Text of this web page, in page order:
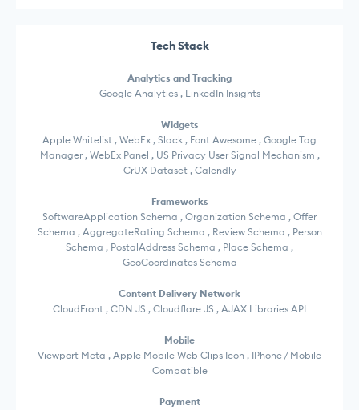
Tech Stack
Analytics and Tracking
Google Analytics , LinkedIn Insights
Widgets
Apple Whitelist , WebEx , Slack , Font Awesome , Google Tag
Manager , WebEx Panel , US Privacy User Signal Mechanism ,
CrUX Dataset , Calendly
Frameworks
SoftwareApplication Schema , Organization Schema , Offer
Schema , AggregateRating Schema , Review Schema , Person
Schema , PostalAddress Schema , Place Schema ,
GeoCoordinates Schema
Content Delivery Network
CloudFront , CDN JS , Cloudflare JS , AJAX Libraries API
Mobile
Viewport Meta , Apple Mobile Web Clips Icon , IPhone / Mobile
Compatible
Payment